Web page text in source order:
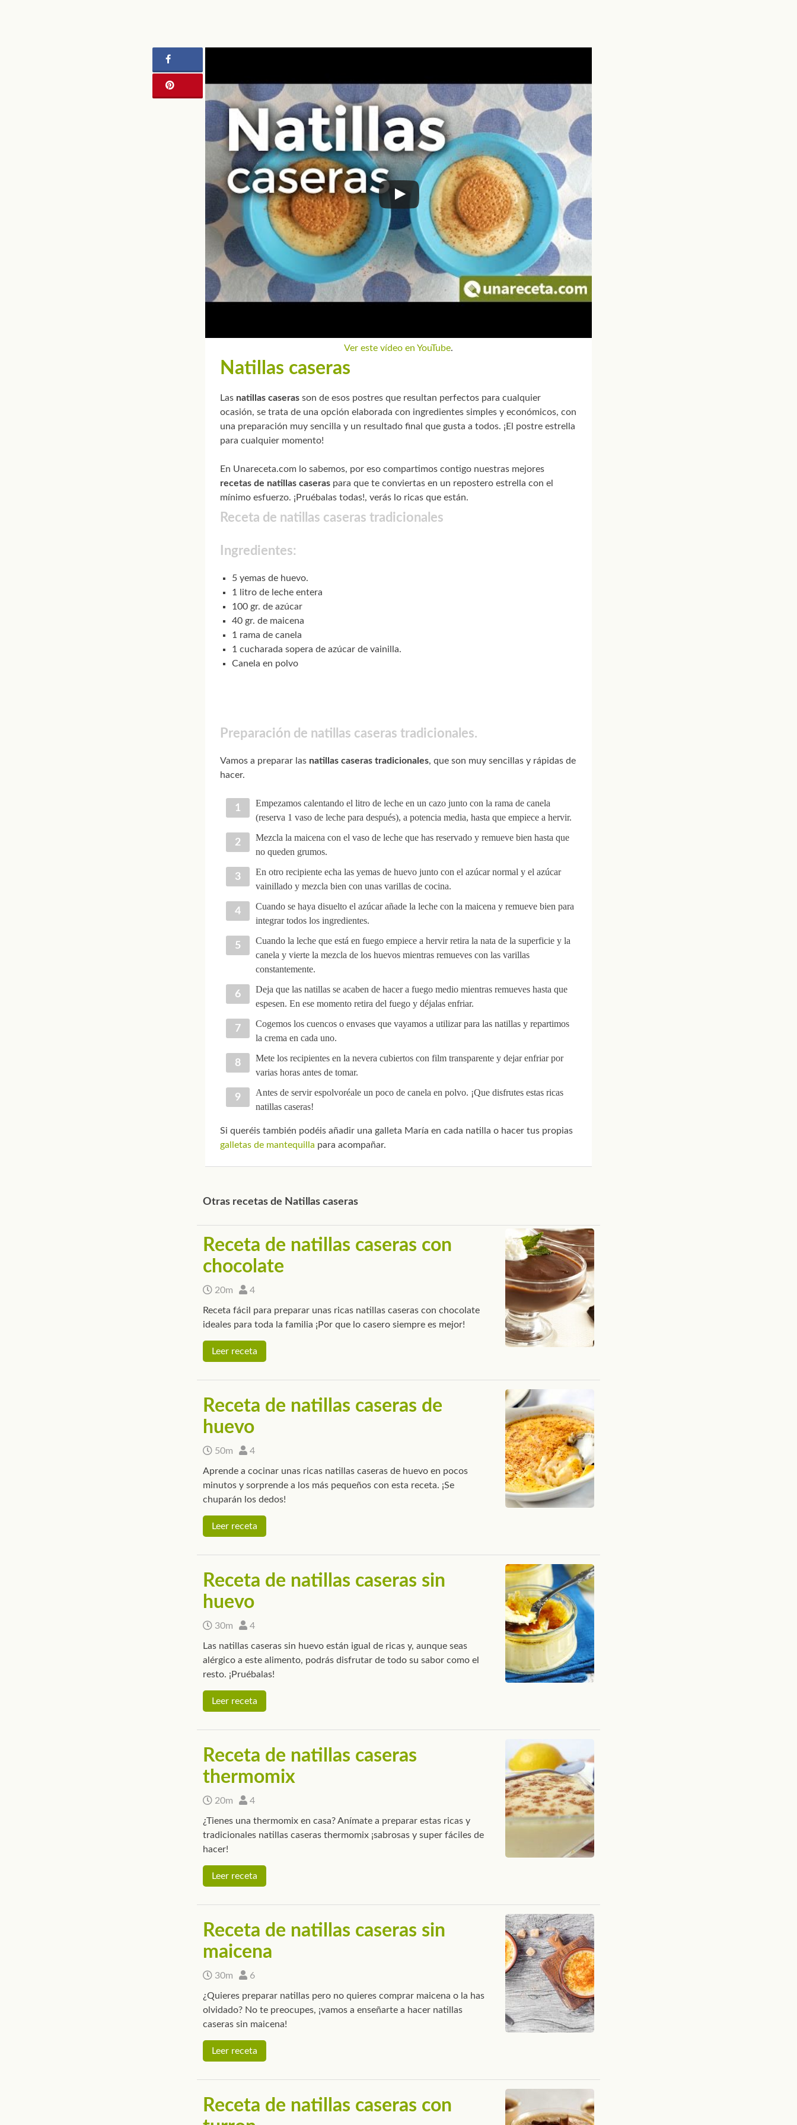
Ver este vídeo en YouTube.
Natillas caseras
Las natillas caserasson de esos postres que resultan perfectos para cualquier
ocasión, se trata de una opción elaborada con ingredientes simples y económicos, con
una preparación muy sencilla y un resultado final que gusta a todos. ¡El postre estrella
para cualquier momento!
En Unareceta.com lo sabemos, por eso compartimos contigo nuestras mejores
recetas de natillas caseraspara que te conviertas en un repostero estrella con el
mínimo esfuerzo. ¡Pruébalas todas!, verás lo ricas que están.
Receta de natillas caseras tradicionales
Ingredientes:
5 yemas de huevo.
1 litro de leche entera
100 gr. de azúcar
40 gr. de maicena
1 rama de canela
1 cucharada sopera de azúcar de vainilla.
Canela en polvo
Preparación de natillas caseras tradicionales.
Vamos a preparar lasnatillas caseras tradicionales, que son muy sencillas y rápidas de
hacer.
Empezamos calentando el litro de leche en un cazo junto con la rama de canela
(reserva 1 vaso de leche para después), a potencia media, hasta que empiece a hervir.
Mezcla la maicena con el vaso de leche que has reservado y remueve bien hasta que
no queden grumos.
En otro recipiente echa las yemas de huevo junto con el azúcar normal y el azúcar
vainillado y mezcla bien con unas varillas de cocina.
Cuando se haya disuelto el azúcar añade la leche con la maicena y remueve bien para
integrar todos los ingredientes.
Cuando la leche que está en fuego empiece a hervir retira la nata de la superficie y la
canela y vierte la mezcla de los huevos mientras remueves con las varillas
constantemente.
Deja que las natillas se acaben de hacer a fuego medio mientras remueves hasta que
espesen. En ese momento retira del fuego y déjalas enfriar.
Cogemos los cuencos o envases que vayamos a utilizar para las natillas y repartimos
la crema en cada uno.
Mete los recipientes en la nevera cubiertos con film transparente y dejar enfriar por
varias horas antes de tomar.
Antes de servir espolvoréale un poco de canela en polvo. ¡Que disfrutes estas ricas
natillas caseras!
Si queréis también podéis añadir una galleta María en cada natilla o hacer tus propias
galletas de mantequilla para acompañar.
Otras recetas de Natillas caseras
Receta de natillas caseras con
chocolate
20m 4
Receta fácil para preparar unas ricas natillas caseras con chocolate
ideales para toda la familia ¡Por que lo casero siempre es mejor!
Leer receta
Receta de natillas caseras de
huevo
50m 4
Aprende a cocinar unas ricas natillas caseras de huevo en pocos
minutos y sorprende a los más pequeños con esta receta. ¡Se
chuparán los dedos!
Leer receta
Receta de natillas caseras sin
huevo
30m 4
Las natillas caseras sin huevo están igual de ricas y, aunque seas
alérgico a este alimento, podrás disfrutar de todo su sabor como el
resto. ¡Pruébalas!
Leer receta
Receta de natillas caseras
thermomix
20m 4
¿Tienes una thermomix en casa? Anímate a preparar estas ricas y
tradicionales natillas caseras thermomix ¡sabrosas y super fáciles de
hacer!
Leer receta
Receta de natillas caseras sin
maicena
30m 6
¿Quieres preparar natillas pero no quieres comprar maicena o la has
olvidado? No te preocupes, ¡vamos a enseñarte a hacer natillas
caseras sin maicena!
Leer receta
Receta de natillas caseras con